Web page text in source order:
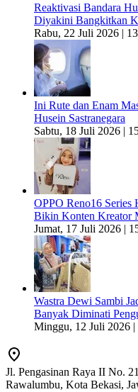
Reaktivasi Bandara
Diyakini Bangkitkan
Rabu, 22 Juli 2026 |
Ini Rute dan Enam
Husein Sastranegara
Sabtu, 18 Juli 2026 |
OPPO Reno16 Series
Bikin Konten Kreator
Jumat, 17 Juli 2026 |
Wastra Dewi Sambi
Banyak Diminati
Minggu, 12 Juli 2026 |
Jl. Pengasinan Raya II No.
Rawalumbu, Kota Bekasi,